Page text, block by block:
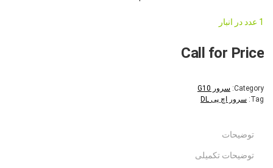
1 عدد در انبار
Call for Price
Category: سرور G10
Tag: سرور اچ پی DL
توضیحات
توضیحات تکمیلی